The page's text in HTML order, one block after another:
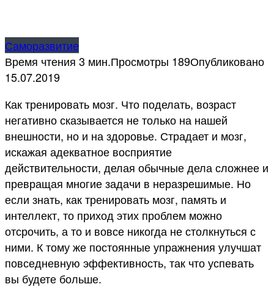
Саморазвитие
Время чтения 3 мин.Просмотры 189Опубликовано
15.07.2019
Как тренировать мозг. Что поделать, возраст
негативно сказывается не только на нашей
внешности, но и на здоровье. Страдает и мозг,
искажая адекватное восприятие
действительности, делая обычные дела сложнее и
превращая многие задачи в неразрешимые. Но
если знать, как тренировать мозг, память и
интеллект, то приход этих проблем можно
отсрочить, а то и вовсе никогда не столкнуться с
ними. К тому же постоянные упражнения улучшат
повседневную эффективность, так что успевать
вы будете больше.